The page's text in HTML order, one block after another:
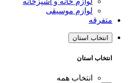
لوازم موسیقی
متفرقه
انتخاب استان
انتخاب استان
انتخاب همه